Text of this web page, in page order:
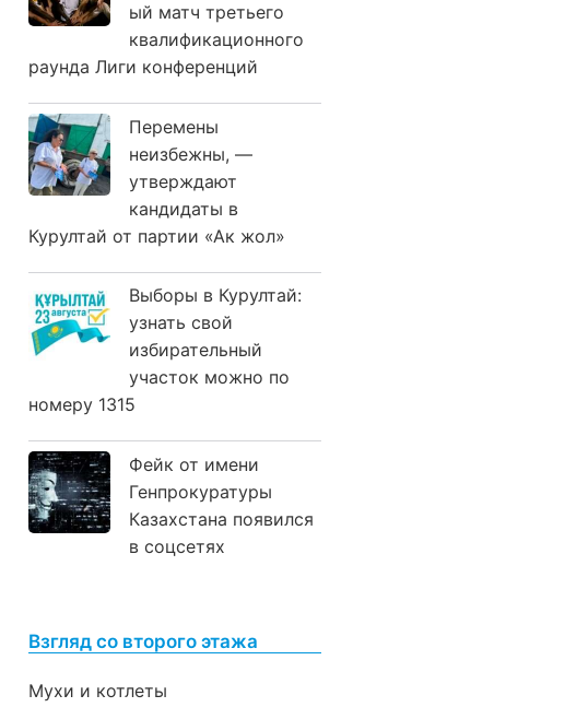
ый матч третьего
квалификационного
раунда Лиги конференций
Перемены
неизбежны, —
утверждают
кандидаты в
Курултай от партии «Ак жол»
Выборы в Курултай:
узнать свой
избирательный
участок можно по
номеру 1315
Фейк от имени
Генпрокуратуры
Казахстана появился
в соцсетях
Взгляд со второго этажа
Мухи и котлеты